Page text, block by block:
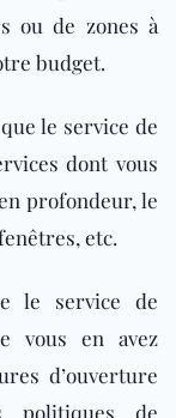
ou de zones à
budget.
le service de
dont vous
profondeur, le
etc.
le service de
vous en avez
d’ouverture
politiques de